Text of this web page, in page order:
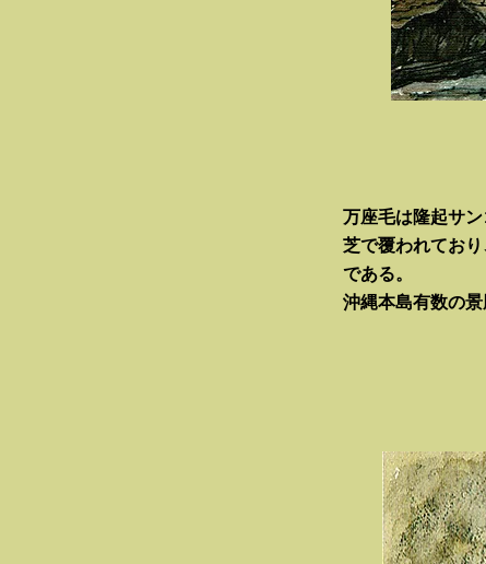
万座毛は隆起サ
芝で覆われてお
である。
沖縄本島有数の